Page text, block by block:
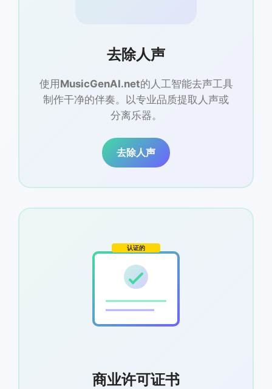
去除人声
使用 MusicGenAI.net的人工智能去声工具
制作干净的伴奏。以专业品质提取人声或
分离乐器。
去除人声
认证的
商业许可证书